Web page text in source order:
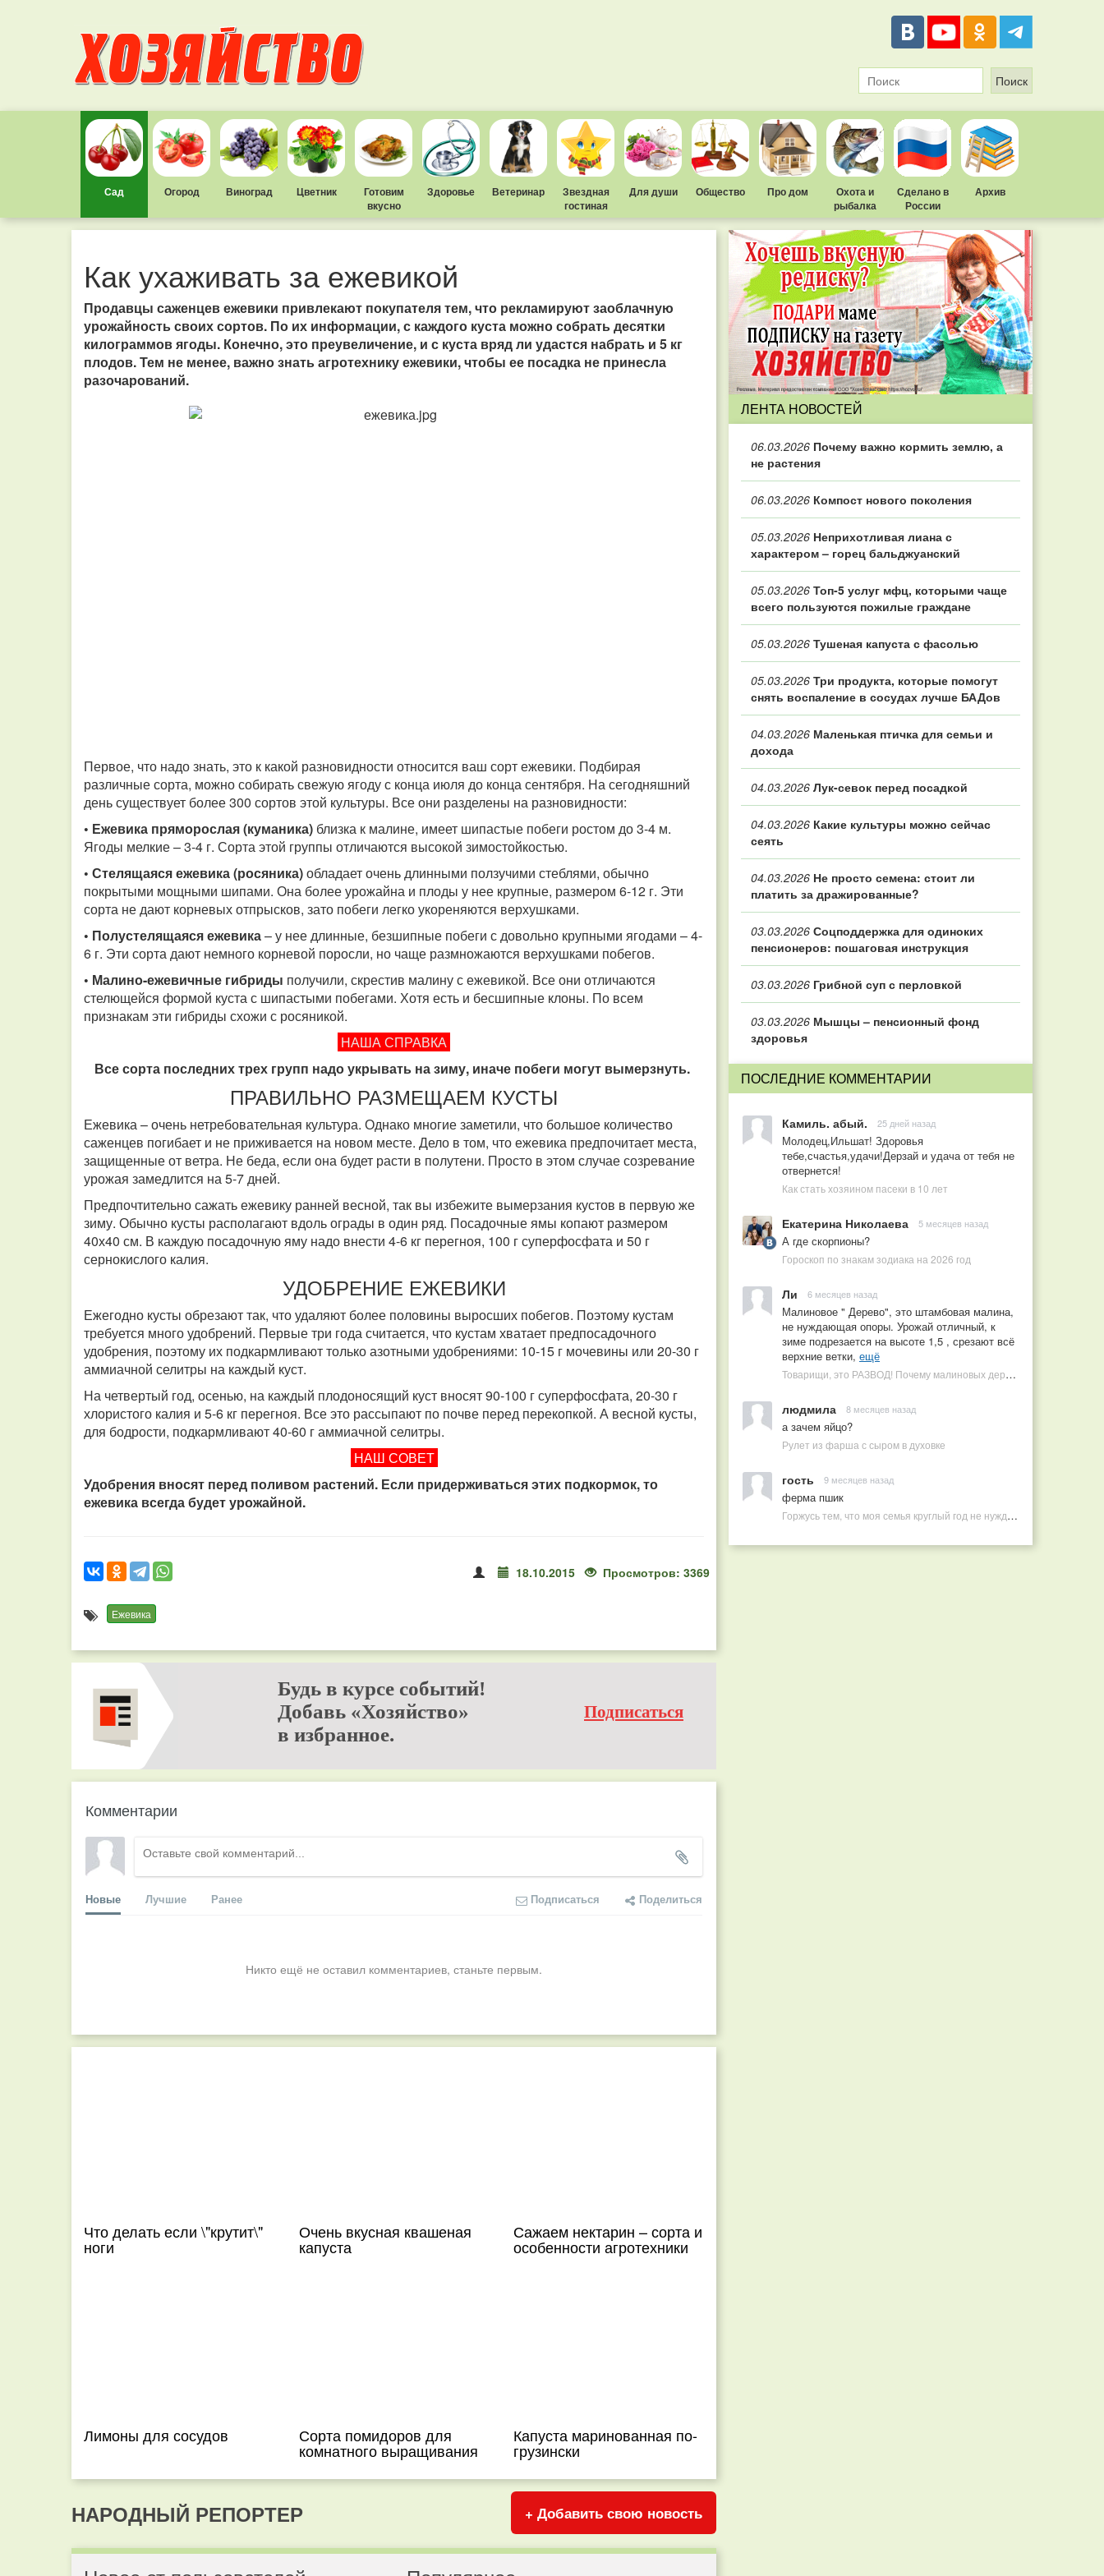
Сад Огород Виноград Цветник
Готовим
вкусно
Здоровье Ветеринар
Звездная
гостиная
Для души Общество Про дом
Охота и
рыбалка
Сделано в
России
Архив
Как ухаживать за ежевикой
Продавцы саженцев ежевики привлекают покупателя тем, что рекламируют заоблачную
урожайность своих сортов. По их информации, с каждого куста можно собрать десятки
килограммов ягоды. Конечно, это преувеличение, и с куста вряд ли удастся набрать и 5 кг
плодов. Тем не менее, важно знать агротехнику ежевики, чтобы ее посадка не принесла
разочарований.
Первое, что надо знать, это к какой разновидности относится ваш сорт ежевики. Подбирая
различные сорта, можно собирать свежую ягоду с конца июля до конца сентября. На сегодняшний
день существует более 300 сортов этой культуры. Все они разделены на разновидности:
• Ежевика пряморослая (куманика) близка к малине, имеет шипастые побеги ростом до 3-4 м.
Ягоды мелкие – 3-4 г. Сорта этой группы отличаются высокой зимостойкостью.
• Стелящаяся ежевика (росяника)обладает очень длинными ползучими стеблями, обычно
покрытыми мощными шипами. Она более урожайна и плоды у нее крупные, размером 6-12 г. Эти
сорта не дают корневых отпрысков, зато побеги легко укореняются верхушками.
• Полустелящаяся ежевика– у нее длинные, безшипные побеги с довольно крупными ягодами – 4-
6 г. Эти сорта дают немного корневой поросли, но чаще размножаются верхушками побегов.
• Малино-ежевичные гибриды получили, скрестив малину с ежевикой. Все они отличаются
стелющейся формой куста с шипастыми побегами. Хотя есть и бесшипные клоны. По всем
признакам эти гибриды схожи с росяникой.
НАША СПРАВКА
Все сорта последних трех групп надо укрывать на зиму, иначе побеги могут вымерзнуть.
ПРАВИЛЬНО РАЗМЕЩАЕМ КУСТЫ
Ежевика – очень нетребовательная культура. Однако многие заметили, что большое количество
саженцев погибает и не приживается на новом месте. Дело в том, что ежевика предпочитает места,
защищенные от ветра. Не беда, если она будет расти в полутени. Просто в этом случае созревание
урожая замедлится на 5-7 дней.
Предпочтительно сажать ежевику ранней весной, так вы избежите вымерзания кустов в первую же
зиму. Обычно кусты располагают вдоль ограды в один ряд. Посадочные ямы копают размером
40х40 см. В каждую посадочную яму надо внести 4-6 кг перегноя, 100 г суперфосфата и 50 г
сернокислого калия.
УДОБРЕНИЕ ЕЖЕВИКИ
Ежегодно кусты обрезают так, что удаляют более половины выросших побегов. Поэтому кустам
требуется много удобрений. Первые три года считается, что кустам хватает предпосадочного
удобрения, поэтому их подкармливают только азотными удобрениями: 10-15 г мочевины или 20-30 г
аммиачной селитры на каждый куст.
На четвертый год, осенью, на каждый плодоносящий куст вносят 90-100 г суперфосфата, 20-30 г
хлористого калия и 5-6 кг перегноя. Все это рассыпают по почве перед перекопкой. А весной кусты,
для бодрости, подкармливают 40-60 г аммиачной селитры.
НАШ СОВЕТ
Удобрения вносят перед поливом растений. Если придерживаться этих подкормок, то
ежевика всегда будет урожайной.
18.10.2015 Просмотров: 3369
Ежевика
Будь в курсе событий!
Добавь «Хозяйство»
в избранное.
Подписаться
Комментарии
Новые Лучшие Ранее Подписаться Поделиться
Никто ещё не оставил комментариев, станьте первым.
Что делать если \"крутит\"
ноги
Очень вкусная квашеная
капуста
Сажаем нектарин – сорта и
особенности агротехники
Лимоны для сосудов Сорта помидоров для
комнатного выращивания
Капуста маринованная по-
грузински
НАРОДНЫЙ РЕПОРТЕР + Добавить свою новость
ЛЕНТА НОВОСТЕЙ
06.03.2026 Почему важно кормить землю, а
не растения
06.03.2026 Компост нового поколения
05.03.2026 Неприхотливая лиана с
характером – горец бальджуанский
05.03.2026 Топ‑5 услуг мфц, которыми чаще
всего пользуются пожилые граждане
05.03.2026 Тушеная капуста с фасолью
05.03.2026 Три продукта, которые помогут
снять воспаление в сосудах лучше БАДов
04.03.2026 Маленькая птичка для семьи и
дохода
04.03.2026 Лук-севок перед посадкой
04.03.2026 Какие культуры можно сейчас
сеять
04.03.2026 Не просто семена: стоит ли
платить за дражированные?
03.03.2026 Соцподдержка для одиноких
пенсионеров: пошаговая инструкция
03.03.2026 Грибной суп с перловкой
03.03.2026 Мышцы – пенсионный фонд
здоровья
ПОСЛЕДНИЕ КОММЕНТАРИИ
Камиль. абый. 25 дней назад
Молодец,Ильшат! Здоровья
тебе,счастья,удачи!Дерзай и удача от тебя не
отвернется!
Как стать хозяином пасеки в 10 лет
Екатерина Николаева 5 месяцев назад
А где скорпионы?
Гороскоп по знакам зодиака на 2026 год
Ли 6 месяцев назад
Малиновое " Дерево", это штамбовая малина,
не нуждающая опоры. Урожай отличный, к
зиме подрезается на высоте 1,5 , срезают всё
верхние ветки, ещё
Товарищи, это РАЗВОД! Почему малиновых деревьев не бывает, или Как ушлые продавцы наживаются на мечтах садоводов
людмила 8 месяцев назад
а зачем яйцо?
Рулет из фарша с сыром в духовке
гость 9 месяцев назад
ферма пшик
Горжусь тем, что моя семья круглый год не нуждается в покупных витаминах